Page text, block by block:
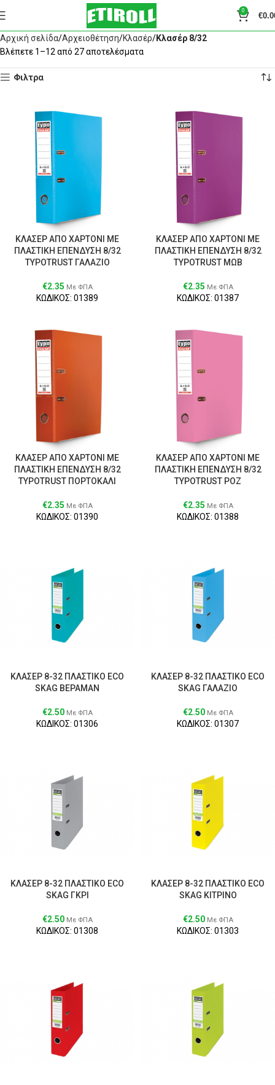
0
€
Αρχική σελίδα Αρχειοθέτηση Κλασέρ
Κλασέρ 8/32
Βλέπετε 1–12 από 27 αποτελέσματα
Φιλτρα
ΚΛΑΣΕΡ ΑΠΟ ΧΑΡΤΟΝΙ ΜΕ
ΠΛΑΣΤΙΚΗ ΕΠΕΝΔΥΣΗ 8/32
TYPOTRUST ΓΑΛΑΖΙΟ
€2.35 Με ΦΠΑ
ΚΩΔΙΚΟΣ: 01389
ΚΛΑΣΕΡ ΑΠΟ ΧΑΡΤΟΝΙ ΜΕ
ΠΛΑΣΤΙΚΗ ΕΠΕΝΔΥΣΗ 8/32
TYPOTRUST ΜΩΒ
€2.35 Με ΦΠΑ
ΚΩΔΙΚΟΣ: 01387
ΚΛΑΣΕΡ ΑΠΟ ΧΑΡΤΟΝΙ ΜΕ
ΠΛΑΣΤΙΚΗ ΕΠΕΝΔΥΣΗ 8/32
TYPOTRUST ΠΟΡΤΟΚΑΛΙ
€2.35 Με ΦΠΑ
ΚΩΔΙΚΟΣ: 01390
ΚΛΑΣΕΡ ΑΠΟ ΧΑΡΤΟΝΙ ΜΕ
ΠΛΑΣΤΙΚΗ ΕΠΕΝΔΥΣΗ 8/32
TYPOTRUST ΡΟΖ
€2.35 Με ΦΠΑ
ΚΩΔΙΚΟΣ: 01388
ΚΛΑΣΕΡ 8-32 ΠΛΑΣΤΙΚΟ ECO
SKAG ΒΕΡΑΜΑΝ
€2.50 Με ΦΠΑ
ΚΩΔΙΚΟΣ: 01306
ΚΛΑΣΕΡ 8-32 ΠΛΑΣΤΙΚΟ ECO
SKAG ΓΑΛΑΖΙΟ
€2.50 Με ΦΠΑ
ΚΩΔΙΚΟΣ: 01307
ΚΛΑΣΕΡ 8-32 ΠΛΑΣΤΙΚΟ ECO
SKAG ΓΚΡΙ
€2.50 Με ΦΠΑ
ΚΩΔΙΚΟΣ: 01308
ΚΛΑΣΕΡ 8-32 ΠΛΑΣΤΙΚΟ ECO
SKAG ΚΙΤΡΙΝΟ
€2.50 Με ΦΠΑ
ΚΩΔΙΚΟΣ: 01303